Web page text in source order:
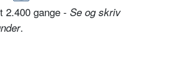
2.400 gange - Se og skriv
.